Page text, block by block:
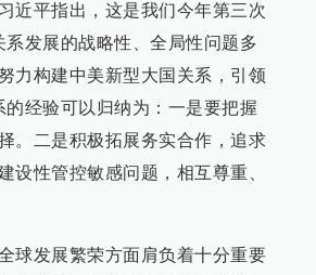
近平指出，这是我们今年第三次
发展的战略性、全局性问题多
力构建中美新型大国关系，引领
经验可以归纳为：一是要把握
。二是积极拓展务实合作，追求
设性管控敏感问题，相互尊重、
球发展繁荣方面肩负着十分重要